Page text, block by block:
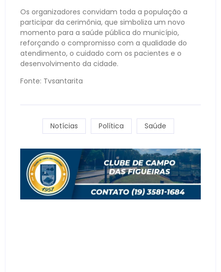
Os organizadores convidam toda a população a
participar da cerimônia, que simboliza um novo
momento para a saúde pública do município,
reforçando o compromisso com a qualidade do
atendimento, o cuidado com os pacientes e o
desenvolvimento da cidade.
Fonte: Tvsantarita
Notícias Política Saúde